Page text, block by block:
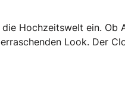
Hochzeitswelt ein. Ob
Look. Der